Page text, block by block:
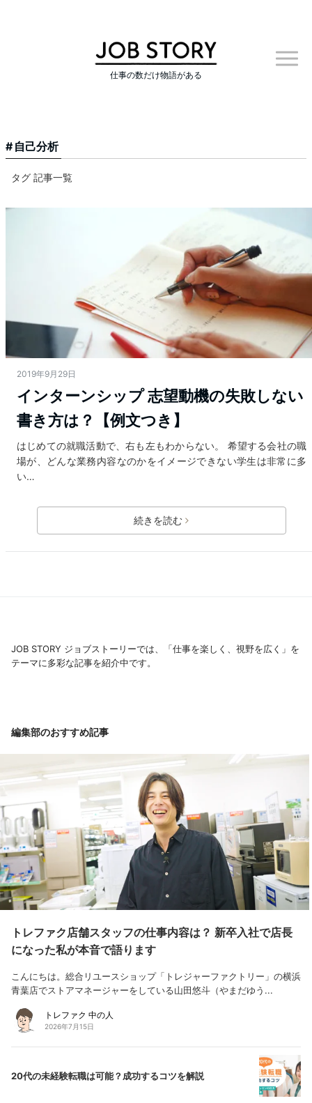
仕事の数だけ物語がある
自己分析
タグ 記事一覧
2019年9月29日
インターンシップ 志望動機の失敗しない
書き方は？【例文つき】
はじめての就職活動で、右も左もわからない。 希望する会社の職
場が、どんな業務内容なのかをイメージできない学生は非常に多
い…
続きを読む
JOB STORY ジョブストーリーでは、「仕事を楽しく、視野を広く」を
テーマに多彩な記事を紹介中です。
編集部のおすすめ記事
トレファク店舗スタッフの仕事内容は？ 新卒入社で店長
になった私が本音で語ります
こんにちは。総合リユースショップ「トレジャーファクトリー」の横浜
青葉店でストアマネージャーをしている山田悠斗（やまだゆう...
トレファク 中の人
2026年7月15日
20代の未経験転職は可能？成功するコツを解説